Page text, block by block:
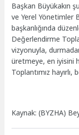
Başkan Büyükakın
ve Yerel Yönetimler
başkanlığında
Değerlendirme
vizyonuyla,
üretmeye, en iyisini
Toplantımız hayırlı,
Kaynak: (BYZHA)